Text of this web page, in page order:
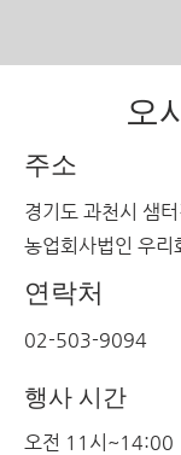
오
주소
경기도 과천시 샘
농업회사법인 우리
연락처
02-503-9094
행사 시간
오전 11시~14:00